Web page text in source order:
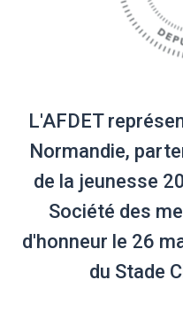
L'AFDET
Normandie,
de la jeunesse
Société des
d'honneur le 26
du Stade